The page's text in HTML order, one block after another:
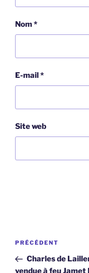
Nom*
E-mail*
Site web
Navigation
l’article
Article
précédent
PRÉCÉDENT
Charles de
vendue à feu Jamet